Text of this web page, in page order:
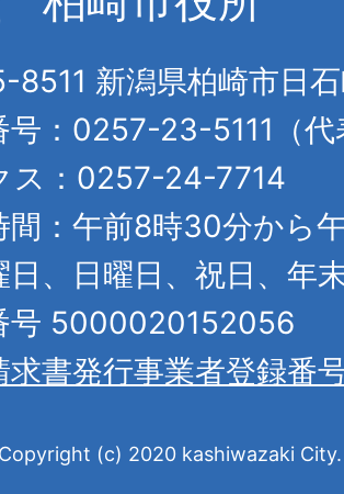
8511 新潟県柏崎市日
号：0257-23-5111（代
ス：0257-24-7714
間：午前8時30分から
日、日曜日、祝日、年
号 5000020152056
求書発行事業者登録番
Copyright (c) 2020 kashiwazaki